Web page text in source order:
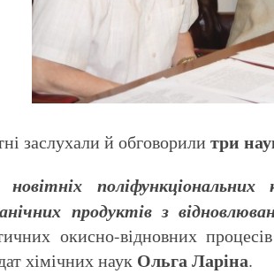
заслухали й обговорили три
новітніх
продуктів з
окисно-відновних
хімічних наук Ольга Ларіна.